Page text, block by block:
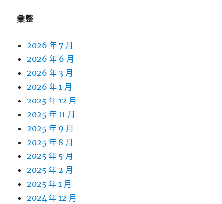
彙整
2026 年 7 月
2026 年 6 月
2026 年 3 月
2026 年 1 月
2025 年 12 月
2025 年 11 月
2025 年 9 月
2025 年 8 月
2025 年 5 月
2025 年 2 月
2025 年 1 月
2024 年 12 月